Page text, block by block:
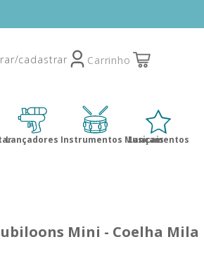
Lançadores Instrumentos Musicais
Lançamentos
Mini - Coelha Mila